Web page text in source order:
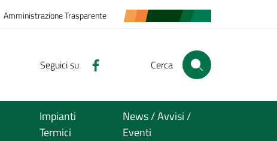
Amministrazione Trasparente
Seguici su Cerca
Impianti
Termici
News / Avvisi /
Eventi